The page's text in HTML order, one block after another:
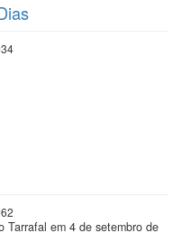
Tarrafal em 4 de setembro de